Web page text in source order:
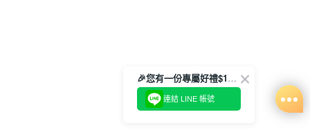
🎉您有一份專屬好禮$100正等著您🎁
連結 LINE 帳號